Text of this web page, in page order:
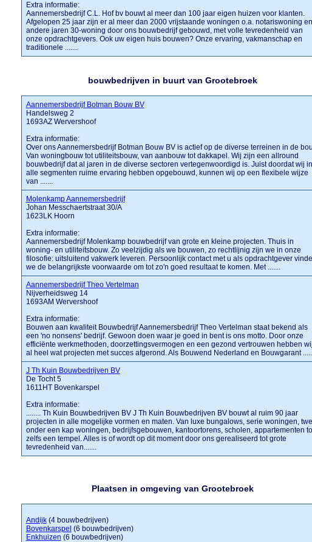
Extra informatie:
Aannemersbedrijf C.L. Hof bv bouwt al meer dan 100 jaar eigen huizen voor klanten.
Afgelopen 25 jaar zijn er al meer dan 2000 vrijstaande woningen o.a. notariswoning en
andere jaren 30-woning door ons bouwbedrijf gebouwd, met volle tevredenheid van
onze opdrachtgevers. Ook uw eigen huis bouwen? Onze ervaring, vakmanschap en
traditionele .......
bouwbedrijven in buurt van Grootebroek
Aannemersbedrijf Botman Bouw BV
Handelsweg 2
1693AZ Wervershoof
Extra informatie:
Over ons Aannemersbedrijf Botman Bouw BV is actief op de diverse terreinen in de
Van woningbouw tot utiliteitsbouw, van aanbouw tot dakkapel. Wij zijn een allround
bouwbedrijf dat al jaren in de diverse sectoren vertegenwoordigd is. Juist doordat wij in
alle segmenten ruime ervaring hebben opgebouwd, kunnen wij op een flexibele wijze
van .......
Molenkamp Aannemersbedrijf
Johan Messchaertstraat 30/A
1623LK Hoorn
Extra informatie:
Aannemersbedrijf Molenkamp bouwbedrijf van grote en kleine projecten. Thuis in
woning- en utiliteitsbouw. Zo veelzijdig als we bouwen, zo rechtlijnig zijn we in onze
filosofie: uitsluitend vakwerk leveren. Persoonlijk contact met u als opdrachtgever
we de belangrijkste voorwaarde om tot zo'n goed resultaat te komen. Met .......
Aannemersbedrijf Theo Vertelman
Nijverheidsweg 14
1693AM Wervershoof
Extra informatie:
Bouwen aan kwaliteit Bouwbedrijf Aannemersbedrijf Theo Vertelman staat bekend als
een 'no nonsens' bedrijf. Gewoon doen waar je goed in bent is ons motto. Door onze
efficiënte werkmethoden, doorzettingsvermogen en een gezond vertrouwen hebben
al heel wat projecten met succes afgerond. Als Bouwend Nederland en Bouwgarant
J Th Kuin Bouwbedrijven BV
De Tocht 5
1611HT Bovenkarspel
Extra informatie:
........ Th Kuin Bouwbedrijven BV J Th Kuin Bouwbedrijven BV bouwt al ruim 90 jaar
projecten in alle mogelijke vormen en maten. Van luxe bungalows, serie woningen,
onder een kap woningen, bedrijfsgebouwen, kantoortorens, scholen, appartementen
zelfs een tempel. Alles is of wordt op dit moment door ons gerealiseerd tot grote
tevredenheid van.......
Plaatsen in omgeving van Grootebroek
Andijk(4 bouwbedrijven)
Bovenkarspel (6 bouwbedrijven)
Enkhuizen (6 bouwbedrijven)